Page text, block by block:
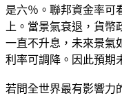
是六％。聯邦資金率可
上。當景氣衰退，貨
一直不升息，未來景氣
利率可調降。因此預期
若問全世界最有影響力